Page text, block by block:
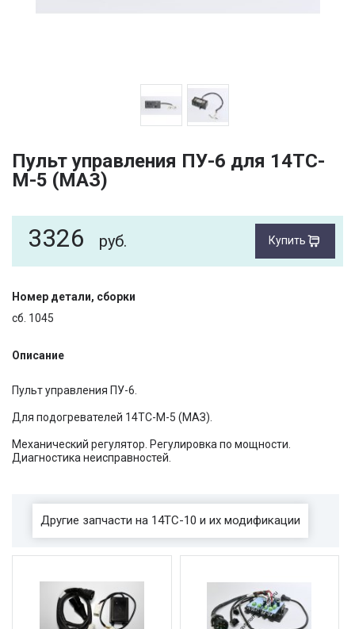
Пульт управления ПУ-6 для 14ТС-
М-5 (МАЗ)
3326 руб. Купить
Номер детали, сборки
сб. 1045
Описание
Пульт управления ПУ-6.
Для подогревателей 14ТС-М-5 (МАЗ).
Механический регулятор. Регулировка по мощности.
Диагностика неисправностей.
Другие запчасти на 14ТС-10 и их модификации